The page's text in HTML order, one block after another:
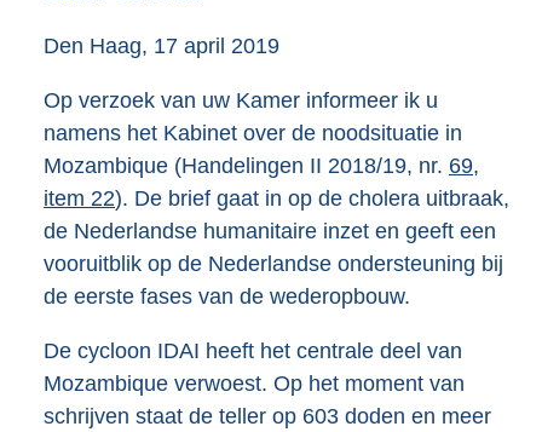
Den Haag, 17 april 2019
Op verzoek van uw Kamer informeer ik u
namens het Kabinet over de noodsituatie in
Mozambique (Handelingen II 2018/19, nr. 69,
item 22). De brief gaat in op de cholera uitbraak,
de Nederlandse humanitaire inzet en geeft een
vooruitblik op de Nederlandse ondersteuning bij
de eerste fases van de wederopbouw.
De cycloon IDAI heeft het centrale deel van
Mozambique verwoest. Op het moment van
schrijven staat de teller op 603 doden en meer